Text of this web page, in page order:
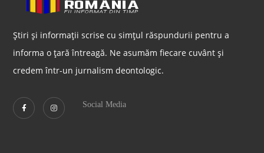
Știri și informații scrise cu simțul răspundurii pentru a
informa o țară întreagă. Ne asumăm fiecare cuvânt și
credem într-un jurnalism deontologic.
Social Media